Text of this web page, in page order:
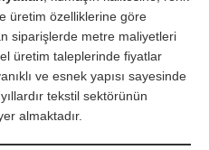
üretim özelliklerine göre
siparişlerde metre maliyetleri
üretim taleplerinde fiyatlar
ve esnek yapısı sayesinde
tekstil sektörünün
almaktadır.